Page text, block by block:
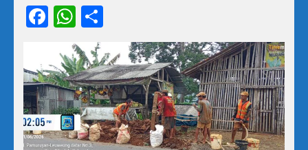
Facebook
WhatsApp